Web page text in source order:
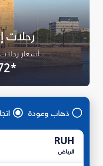
رحلات
أسعار
*SAR 572
ذهاب وعودة
RUH
الرياض